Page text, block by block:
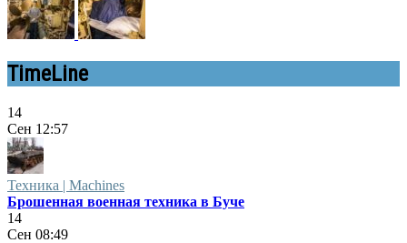
TimeLine
14
Сен 12:57
Техника | Machines
Брошенная военная техника в Буче
14
Сен 08:49